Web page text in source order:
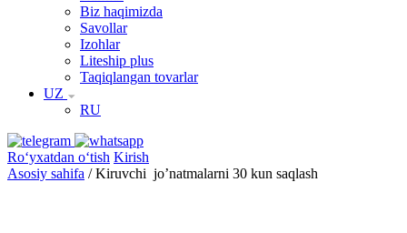
Biz haqimizda
Savollar
Izohlar
Liteship plus
Taqiqlangan tovarlar
UZ
RU
Roʻyxatdan oʻtish Kirish
Asosiy sahifa / Kiruvchi jo’natmalarni 30 kun saqlash